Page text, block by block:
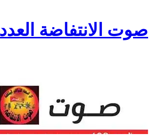
صوت الانتفاضة العدد 361